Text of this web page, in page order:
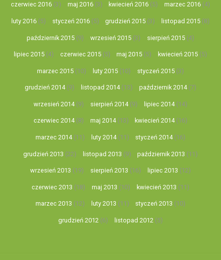
czerwiec 2016(3) maj 2016(3) kwiecień 2016 (5) marzec 2016 (4)
luty 2016(5) styczeń 2016(5) grudzień 2015 (3) listopad 2015 (8)
październik 2015 (9) wrzesień 2015 (3) sierpień 2015(4)
lipiec 2015(4) czerwiec 2015(5) maj 2015 (5) kwiecień 2015 (5)
marzec 2015 (10) luty 2015 (10) styczeń 2015(3)
grudzień 2014(9) listopad 2014(13) październik 2014(7)
wrzesień 2014(9) sierpień 2014(9) lipiec 2014(14)
czerwiec 2014(8) maj 2014(13) kwiecień 2014(16)
marzec 2014(11) luty 2014(11) styczeń 2014(16)
grudzień 2013 (22) listopad 2013 (9) październik 2013 (11)
wrzesień 2013 (19) sierpień 2013 (16) lipiec 2013 (12)
czerwiec 2013 (18) maj 2013 (10) kwiecień 2013 (11)
marzec 2013 (12) luty 2013 (11) styczeń 2013 (10)
grudzień 2012 (6) listopad 2012(5)